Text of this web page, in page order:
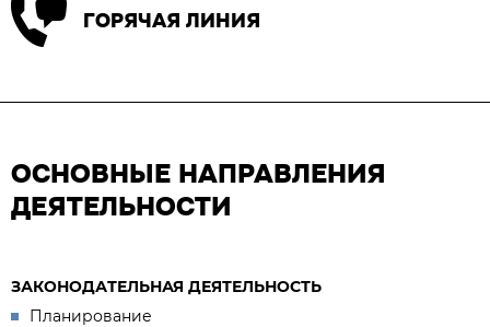
ГОРЯЧАЯ ЛИНИЯ
ОСНОВНЫЕ НАПРАВЛЕНИЯ
ДЕЯТЕЛЬНОСТИ
ЗАКОНОДАТЕЛЬНАЯ ДЕЯТЕЛЬНОСТЬ
Планирование